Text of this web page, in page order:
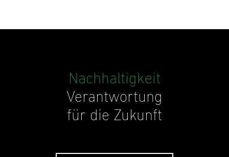
Nachhaltigkeit
Verantwortung
für die Zukunft